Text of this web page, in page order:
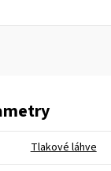
Tlakové láhve